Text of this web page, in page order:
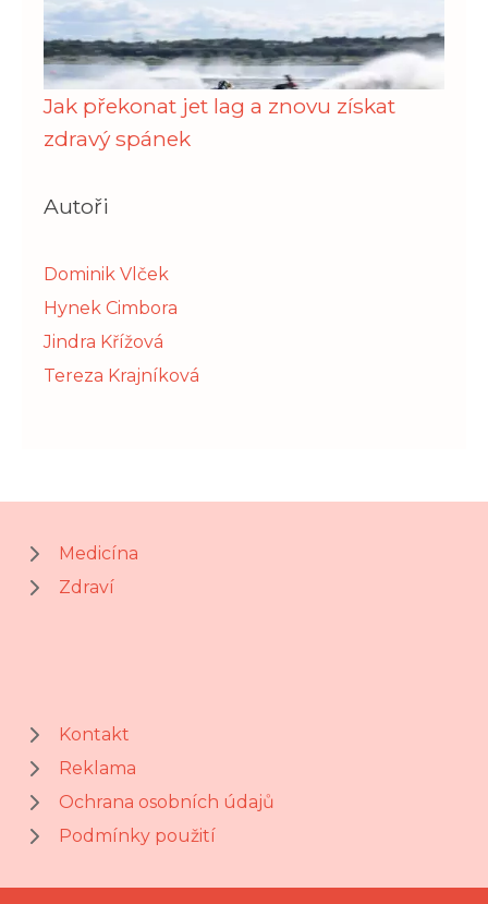
Jak překonat jet lag a znovu získat
zdravý spánek
Autoři
Dominik Vlček
Hynek Cimbora
Jindra Křížová
Tereza Krajníková
Medicína
Zdraví
Kontakt
Reklama
Ochrana osobních údajů
Podmínky použití